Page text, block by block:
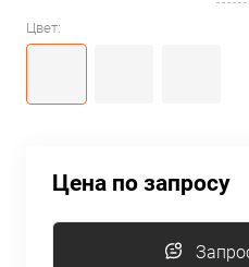
Цвет:
Цена по запросу